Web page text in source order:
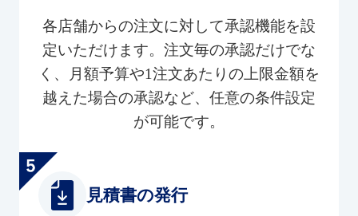
各店舗からの注文に対して承認機能を設
定いただけます。注文毎の承認だけでな
く、月額予算や1注文あたりの上限金額を
越えた場合の承認など、任意の条件設定
が可能です。
見積書の発行